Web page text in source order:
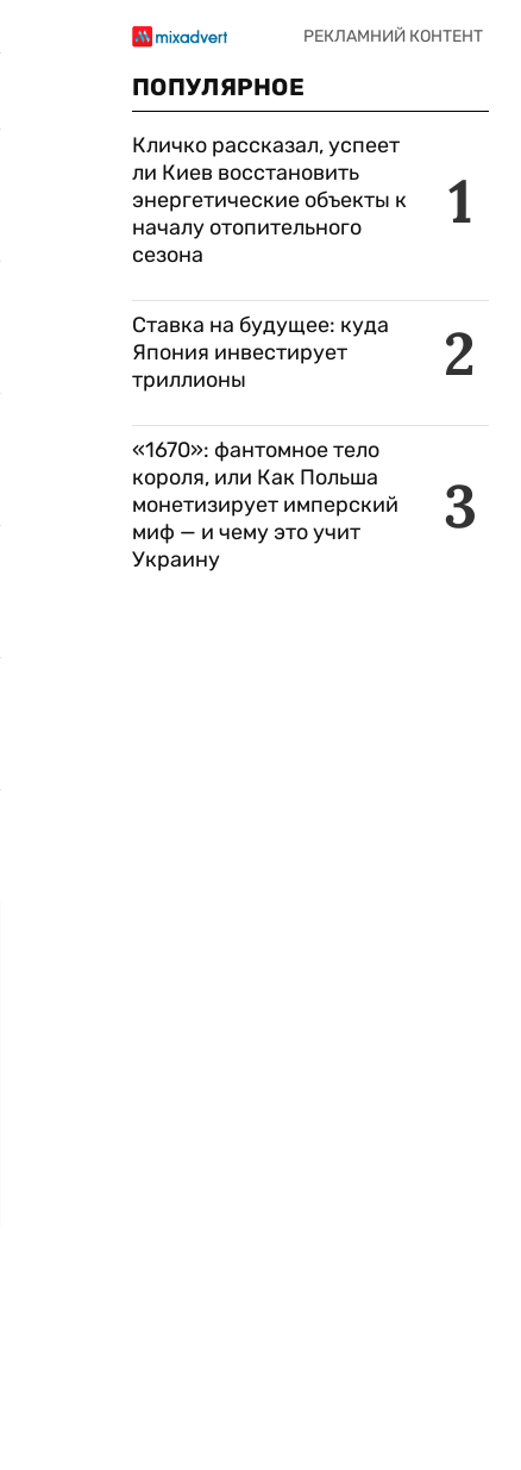
ПОПУЛЯРНОЕ
1
Кличко рассказал, успеет
ли Киев восстановить
энергетические объекты к
началу отопительного
сезона
2
Ставка на будущее: куда
Япония инвестирует
триллионы
3
«1670»: фантомное тело
короля, или Как Польша
монетизирует имперский
миф — и чему это учит
Украину